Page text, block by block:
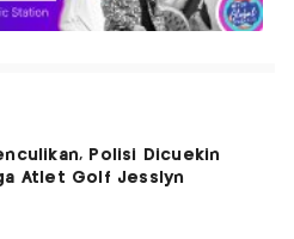
Polisi Dicuekin
Atlet Golf Jesslyn